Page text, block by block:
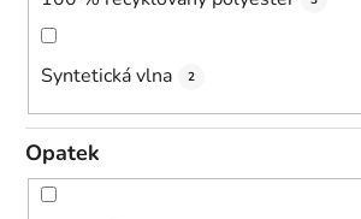
Syntetická vlna 2
Opatek